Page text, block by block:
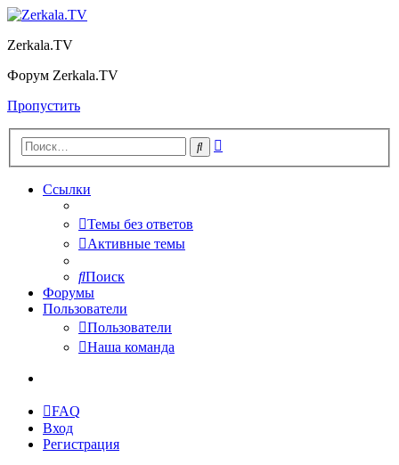
Zerkala.TV
Форум Zerkala.TV
Пропустить
Поиск
Ссылки
Темы без ответов
Активные темы
Поиск
Форумы
Пользователи
Пользователи
Наша команда
FAQ
Вход
Регистрация